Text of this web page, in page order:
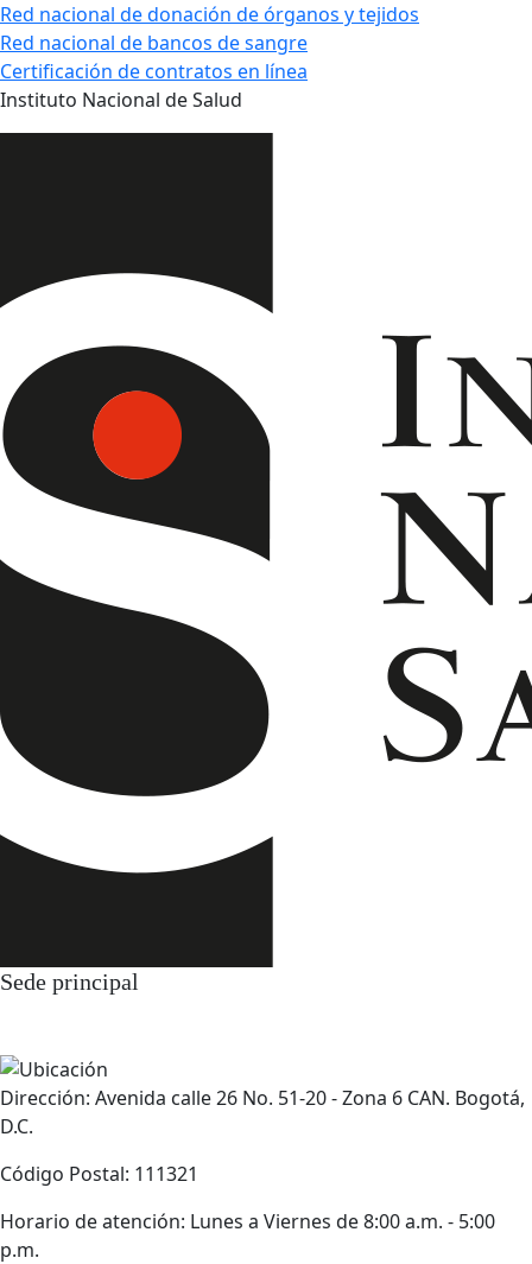
Red nacional de donación de órganos y tejidos
Red nacional de bancos de sangre
Certificación de contratos en línea
Instituto Nacional de Salud
Sede principal
Dirección: Avenida calle 26 No. 51-20 - Zona 6 CAN. Bogotá,
D.C.
Código Postal: 111321
Horario de atención: Lunes a Viernes de 8:00 a.m. - 5:00
p.m.